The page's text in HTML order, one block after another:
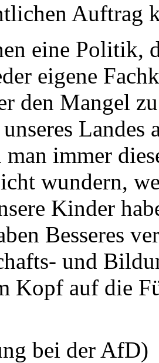
Auftrag
eine Politik,
eigene
den Mangel
Landes
man immer
wundern,
Kinder
Besseres
und
Kopf auf die
bei der AfD)